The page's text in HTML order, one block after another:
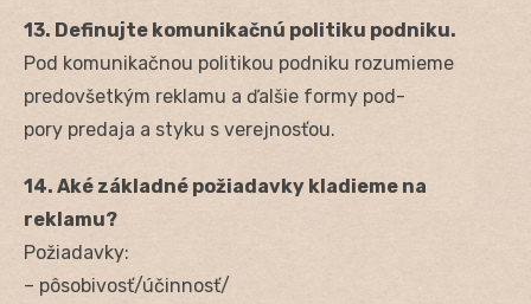
13. Definujte komunikačnú politiku podniku.
Pod komunikačnou politikou podniku rozumieme
predovšetkým reklamu a ďalšie formy pod-
pory predaja a styku s verejnosťou.
14. Aké základné požiadavky kladieme na
reklamu?
Požiadavky:
– pôsobivosť/účinnosť/